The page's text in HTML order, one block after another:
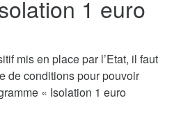
1 euro
mis en place par l’Etat, il faut
de conditions pour pouvoir
« Isolation 1 euro